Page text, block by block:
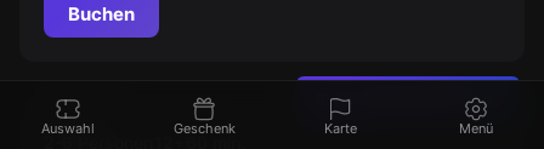
Buchen
Reich der Sinne
Einen Fehler gefunden?
Auswahl Geschenk Karte Menü